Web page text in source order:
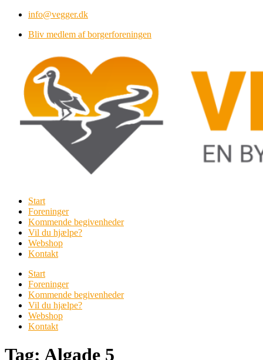
Videre
indhold
info@vegger.dk
Bliv medlem af borgerforeningen
Start
Foreninger
Kommende begivenheder
Vil du hjælpe?
Webshop
Kontakt
Start
Foreninger
Kommende begivenheder
Vil du hjælpe?
Webshop
Kontakt
Tag: Algade 5